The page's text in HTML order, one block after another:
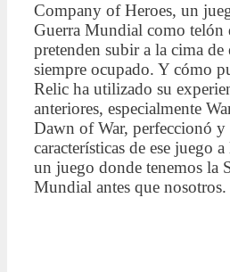
Company of Heroes, un
Guerra Mundial como telón
pretenden subir a la cima de
siempre ocupado. Y cómo
Relic ha utilizado su
anteriores, especialmente
Dawn of War, perfeccionó y
características de ese juego
un juego donde tenemos la
Mundial antes que nosotros.